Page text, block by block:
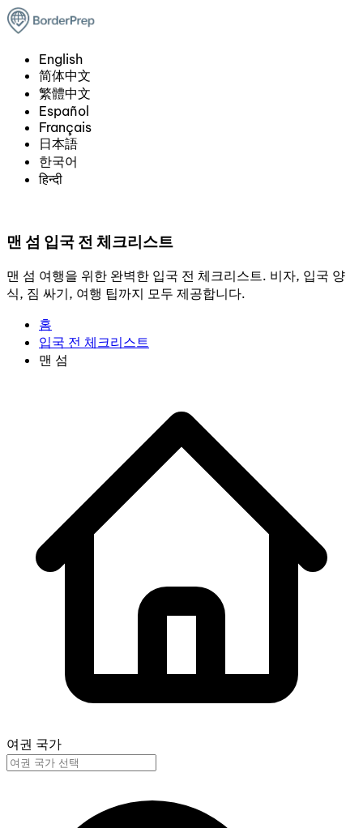
English
简体中文
繁體中文
Español
Français
日本語
한국어
हिन्दी
맨 섬 입국 전 체크리스트
맨 섬 여행을 위한 완벽한 입국 전 체크리스트. 비자, 입국 양
식, 짐 싸기, 여행 팁까지 모두 제공합니다.
홈
입국 전 체크리스트
맨 섬
여권 국가